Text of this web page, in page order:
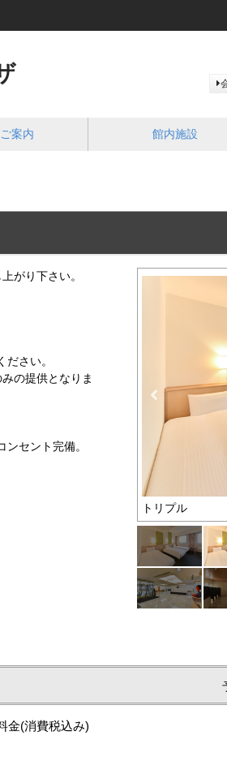
案内 館内施設
がり下さい。
さい。
の提供となりま
セント完備。
トリプル
金(消費税込み)